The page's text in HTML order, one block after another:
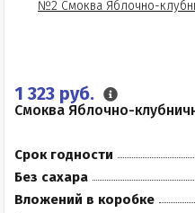
1 323 руб.
Смоква Яблочно-
Срок годности
Без сахара
Вложений в коробке